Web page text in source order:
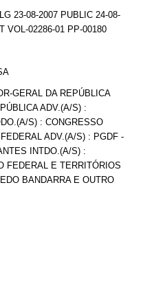
23-08-2007 PUBLIC 24-08-
VOL-02286-01 PP-00180
GERAL DA REPÚBLICA
ADV.(A/S) :
S) : CONGRESSO
ADV.(A/S) : PGDF -
INTDO.(A/S) :
FEDERAL E TERRITÓRIOS
BANDARRA E OUTRO